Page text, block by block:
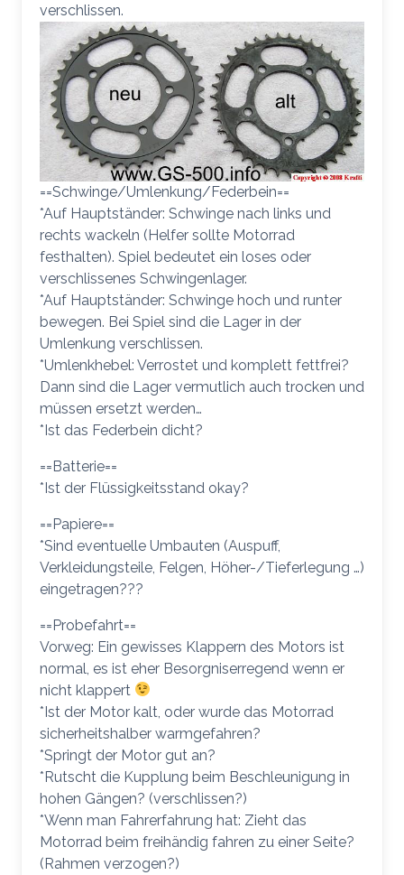
verschlissen.
==Schwinge/Umlenkung/Federbein==
*Auf Hauptständer: Schwinge nach links und
rechts wackeln (Helfer sollte Motorrad
festhalten). Spiel bedeutet ein loses oder
verschlissenes Schwingenlager.
*Auf Hauptständer: Schwinge hoch und runter
bewegen. Bei Spiel sind die Lager in der
Umlenkung verschlissen.
*Umlenkhebel: Verrostet und komplett fettfrei?
Dann sind die Lager vermutlich auch trocken und
müssen ersetzt werden…
*Ist das Federbein dicht?
==Batterie==
*Ist der Flüssigkeitsstand okay?
==Papiere==
*Sind eventuelle Umbauten (Auspuff,
Verkleidungsteile, Felgen, Höher-/Tieferlegung …)
eingetragen???
==Probefahrt==
Vorweg: Ein gewisses Klappern des Motors ist
normal, es ist eher Besorgniserregend wenn er
nicht klappert
*Ist der Motor kalt, oder wurde das Motorrad
sicherheitshalber warmgefahren?
*Springt der Motor gut an?
*Rutscht die Kupplung beim Beschleunigung in
hohen Gängen? (verschlissen?)
*Wenn man Fahrerfahrung hat: Zieht das
Motorrad beim freihändig fahren zu einer Seite?
(Rahmen verzogen?)